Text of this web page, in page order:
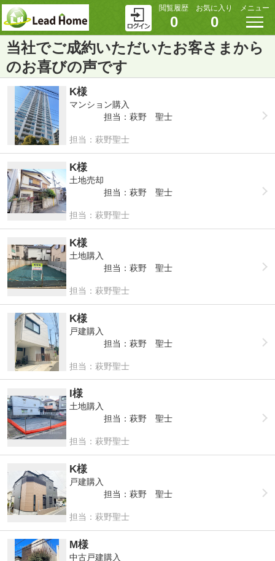
閲覧履歴
0
お気に入り
0
メニュー
当社でご成約いただいたお客さまから
のお喜びの声です
K様
マンション購入
担当：萩野 聖士
担当：萩野聖士
K様
土地売却
担当：萩野 聖士
担当：萩野聖士
K様
土地購入
担当：萩野 聖士
担当：萩野聖士
K様
戸建購入
担当：萩野 聖士
担当：萩野聖士
I様
土地購入
担当：萩野 聖士
担当：萩野聖士
K様
戸建購入
担当：萩野 聖士
担当：萩野聖士
M様
中古戸建購入